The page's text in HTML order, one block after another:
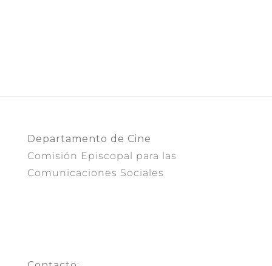
Departamento de Cine
Comisión Episcopal para las
Comunicaciones Sociales